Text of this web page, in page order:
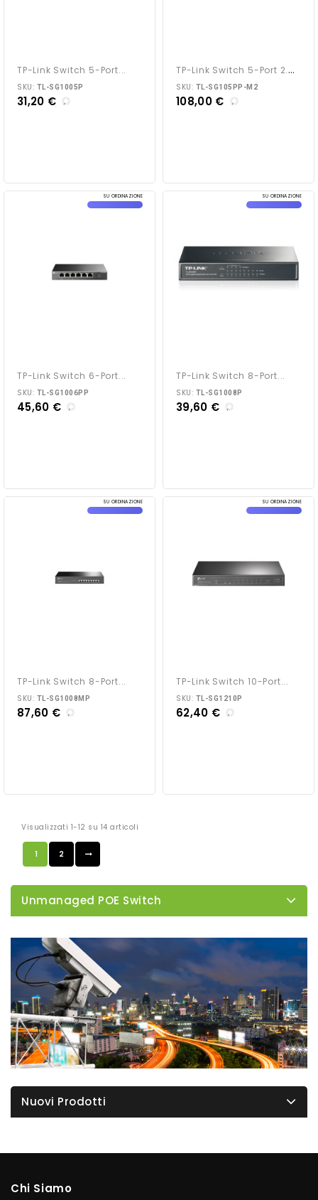
TP-Link Switch 5-Port...
SKU: TL-SG1005P
31,20 €
T
P-Link Switch 5-Port 2.5G...
SKU: TL-SG105PP-M2
108,00 €
SU ORDINAZIONE
TP-Link Switch 6-Port...
SKU: TL-SG1006PP
45,60 €
SU ORDINAZIONE
TP-Link Switch 8-Port...
SKU: TL-SG1008P
39,60 €
SU ORDINAZIONE
TP-Link Switch 8-Port...
SKU: TL-SG1008MP
87,60 €
SU ORDINAZIONE
TP-Link Switch 10-Port...
SKU: TL-SG1210P
62,40 €
Visualizzati 1-12 su 14 articoli
1 2
Unmanaged POE Switch
Nuovi Prodotti
Chi Siamo